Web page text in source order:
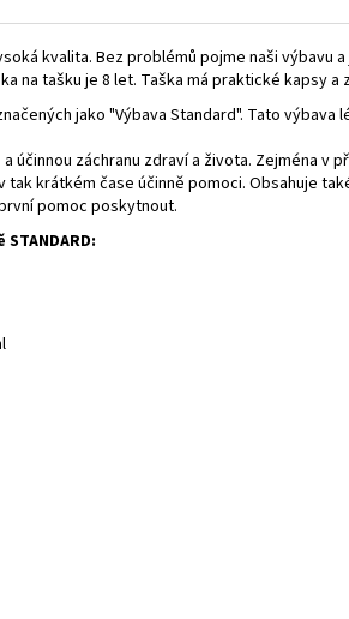
kvalita. Bez problémů pojme naši výbavu
na tašku je 8 let. Taška má praktické kapsy a
jako "Výbava Standard". Tato výbava
záchranu zdraví a života. Zejména v
tak krátkém čase účinně pomoci. Obsahuje
pomoc poskytnout.